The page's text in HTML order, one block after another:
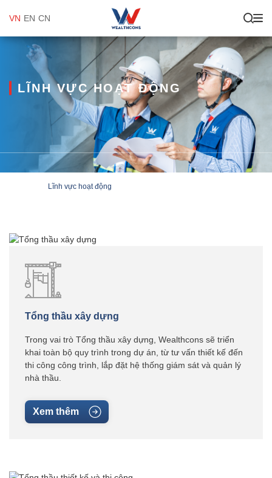
VN EN CN
LĨNH VỰC HOẠT ĐỘNG
Lĩnh vực hoạt động
Tổng thầu xây dựng
Trong vai trò Tổng thầu xây dựng, Wealthcons sẽ triển
khai toàn bộ quy trình trong dự án, từ tư vấn thiết kế đến
thi công công trình, lắp đặt hệ thống giám sát và quản lý
nhà thầu.
Xem thêm